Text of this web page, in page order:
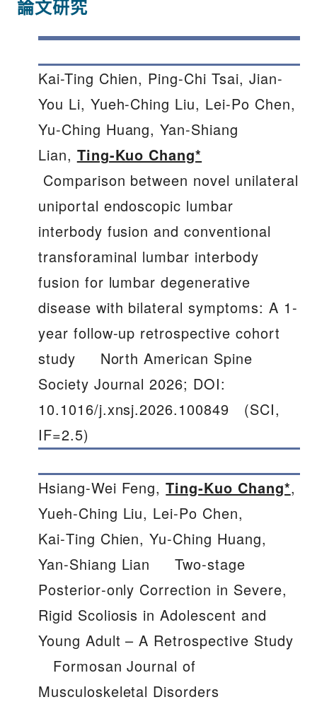
論文研究
Kai-Ting Chien, Ping-Chi Tsai, Jian-
You Li, Yueh-Ching Liu, Lei-Po Chen,
Yu-Ching Huang, Yan-Shiang
Lian, Ting-Kuo Chang*
Comparison between novel unilateral
uniportal endoscopic lumbar
interbody fusion and conventional
transforaminal lumbar interbody
fusion for lumbar degenerative
disease with bilateral symptoms: A 1-
year follow-up retrospective cohort
study North American Spine
Society Journal 2026; DOI:
10.1016/j.xnsj.2026.100849 (SCI,
IF=2.5)
Hsiang‑Wei Feng,Ting‑Kuo Chang*,
Yueh‑Ching Liu, Lei‑Po Chen,
Kai‑Ting Chien, Yu‑Ching Huang,
Yan‑Shiang Lian Two‑stage
Posterior‑only Correction in Severe,
Rigid Scoliosis in Adolescent and
Young Adult – A Retrospective Study
Formosan Journal of
Musculoskeletal Disorders